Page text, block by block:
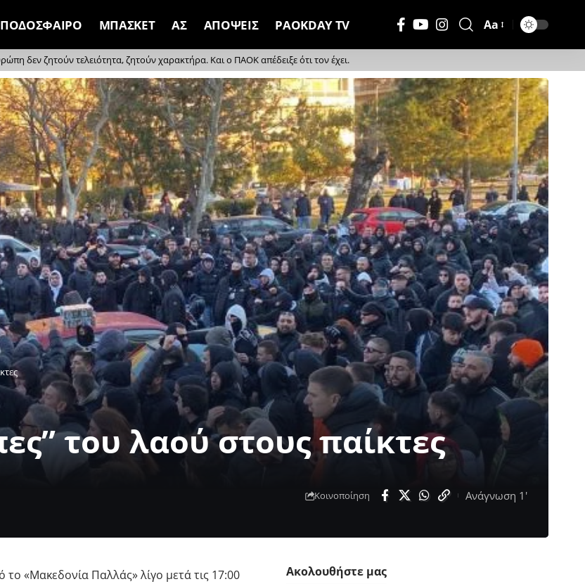
ΠΟΔΟΣΦΑΙΡΟ ΜΠΑΣΚΕΤ ΑΣ ΑΠΟΨΕΙΣ PAOKDAY TV
Μέγεθος
Γραμματοσειράς
Aa
δεν ζητούν τελειότητα, ζητούν χαρακτήρα. Και ο ΠΑΟΚ απέδειξε ότι τον έχει.
του λαού στους παίκτες
Κοινοποίηση Ανάγνωση 1'
«Μακεδονία Παλλάς» λίγο μετά τις 17:00
Ακολουθήστε μας